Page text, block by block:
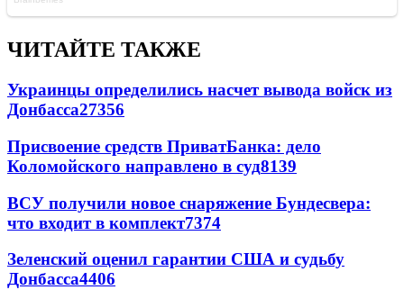
ЧИТАЙТЕ ТАКЖЕ
Украинцы определились насчет вывода войск из
Донбасса27356
Присвоение средств ПриватБанка: дело
Коломойского направлено в суд8139
ВСУ получили новое снаряжение Бундесвера:
что входит в комплект7374
Зеленский оценил гарантии США и судьбу
Донбасса4406